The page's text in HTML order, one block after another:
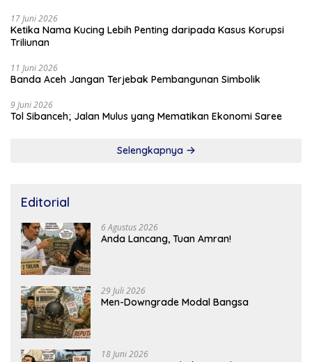
17 Juni 2026
Ketika Nama Kucing Lebih Penting daripada Kasus Korupsi
Triliunan
11 Juni 2026
Banda Aceh Jangan Terjebak Pembangunan Simbolik
9 Juni 2026
Tol Sibanceh; Jalan Mulus yang Mematikan Ekonomi Saree
Selengkapnya
Editorial
6 Agustus 2026
Anda Lancang, Tuan Amran!
29 Juli 2026
Men-Downgrade Modal Bangsa
18 Juni 2026